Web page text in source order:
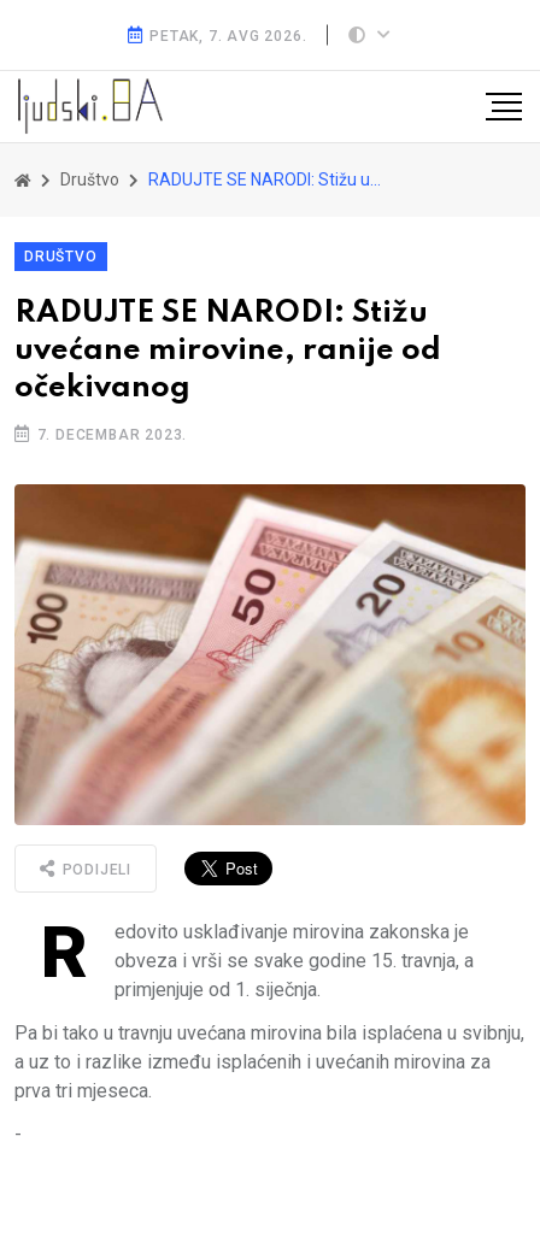
PETAK, 7. AVG 2026.
Društvo RADUJTE SE NARODI: Stižu uvećane mirovine, ranije od očekivanog
DRUŠTVO
RADUJTE SE NARODI: Stižu
uvećane mirovine, ranije od
očekivanog
7. DECEMBAR 2023.
PODIJELI
R
edovito usklađivanje mirovina zakonska je
obveza i vrši se svake godine 15. travnja, a
primjenjuje od 1. siječnja.
Pa bi tako u travnju uvećana mirovina bila isplaćena u svibnju,
a uz to i razlike između isplaćenih i uvećanih mirovina za
prva tri mjeseca.
-